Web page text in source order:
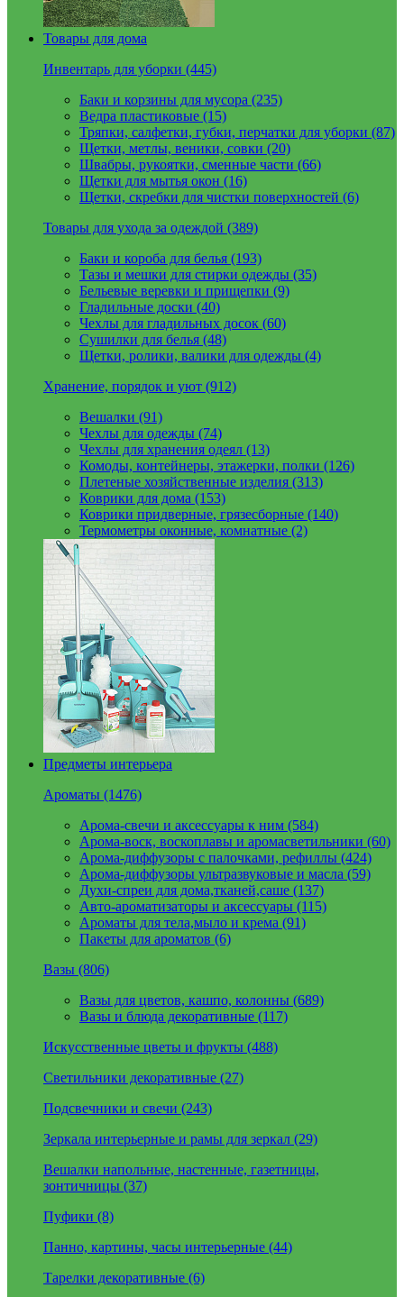
Товары для дома
Инвентарь для уборки (445)
Баки и корзины для мусора (235)
Ведра пластиковые (15)
Тряпки, салфетки, губки, перчатки для уборки (87)
Щетки, метлы, веники, совки (20)
Швабры, рукоятки, сменные части (66)
Щетки для мытья окон (16)
Щетки, скребки для чистки поверхностей (6)
Товары для ухода за одеждой (389)
Баки и короба для белья (193)
Тазы и мешки для стирки одежды (35)
Бельевые веревки и прищепки (9)
Гладильные доски (40)
Чехлы для гладильных досок (60)
Сушилки для белья (48)
Щетки, ролики, валики для одежды (4)
Хранение, порядок и уют (912)
Вешалки (91)
Чехлы для одежды (74)
Чехлы для хранения одеял (13)
Комоды, контейнеры, этажерки, полки (126)
Плетеные хозяйственные изделия (313)
Коврики для дома (153)
Коврики придверные, грязесборные (140)
Термометры оконные, комнатные (2)
Предметы интерьера
Ароматы (1476)
Арома-свечи и аксессуары к ним (584)
Арома-воск, воскоплавы и аромасветильники (60)
Арома-диффузоры с палочками, рефиллы (424)
Арома-диффузоры ультразвуковые и масла (59)
Духи-спреи для дома,тканей,саше (137)
Авто-ароматизаторы и аксессуары (115)
Ароматы для тела,мыло и крема (91)
Пакеты для ароматов (6)
Вазы (806)
Вазы для цветов, кашпо, колонны (689)
Вазы и блюда декоративные (117)
Искусственные цветы и фрукты (488)
Светильники декоративные (27)
Подсвечники и свечи (243)
Зеркала интерьерные и рамы для зеркал (29)
Вешалки напольные, настенные, газетницы,
зонтичницы (37)
Пуфики (8)
Панно, картины, часы интерьерные (44)
Тарелки декоративные (6)